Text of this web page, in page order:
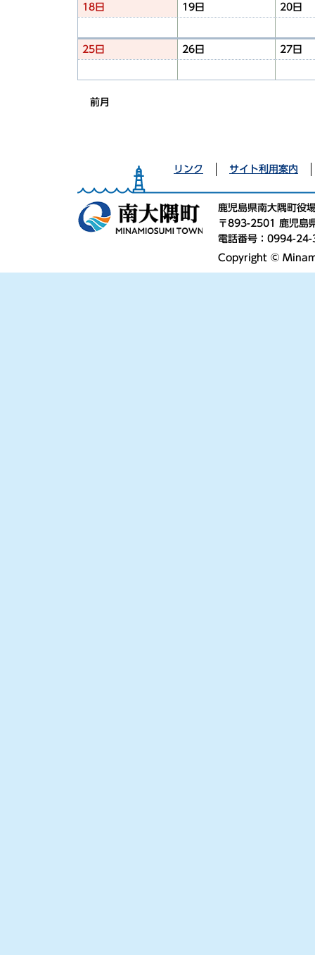
18日 19日 20日
25日 26日 27日
前月
リンク サイト利用案内
鹿児島県南大隅町役
〒893-2501 鹿児島
電話番号：0994-
Copyright ©